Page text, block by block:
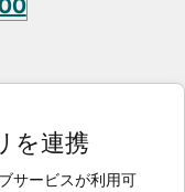
を連携
サービスが利用可